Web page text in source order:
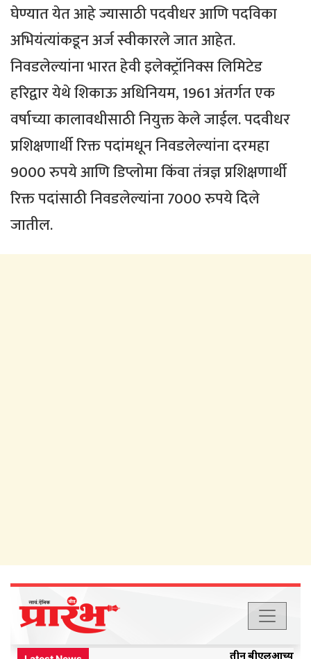
घेण्यात येत आहे ज्यासाठी पदवीधर आणि पदविका
अभियंत्यांकडून अर्ज स्वीकारले जात आहेत.
निवडलेल्यांना भारत हेवी इलेक्ट्रॉनिक्स लिमिटेड
हरिद्वार येथे शिकाऊ अधिनियम, 1961 अंतर्गत एक
वर्षाच्या कालावधीसाठी नियुक्त केले जाईल. पदवीधर
प्रशिक्षणार्थी रिक्त पदांमधून निवडलेल्यांना दरमहा
9000 रुपये आणि डिप्लोमा किंवा तंत्रज्ञ प्रशिक्षणार्थी
रिक्त पदांसाठी निवडलेल्यांना 7000 रुपये दिले
जातील.